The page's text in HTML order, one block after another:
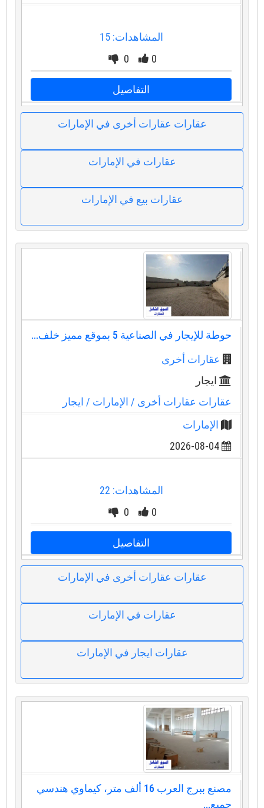
المشاهدات: 15
0
0
التفاصيل
عقارات عقارات أخرى في الإمارات
عقارات في الإمارات
عقارات بيع في الإمارات
حوطة للإيجار في الصناعية 5 بموقع مميز خلف...
عقارات أخرى
ايجار
عقارات عقارات أخرى/ الإمارات/ ايجار
الإمارات
2026-08-04
المشاهدات: 22
0
0
التفاصيل
عقارات عقارات أخرى في الإمارات
عقارات في الإمارات
عقارات ايجار في الإمارات
مصنع ببرج العرب 16 ألف متر، كيماوي هندسي
جميع...